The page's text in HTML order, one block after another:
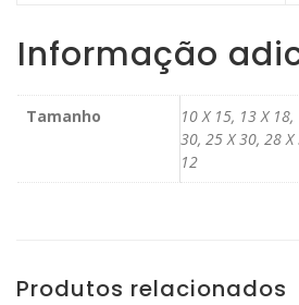
Informação
Tamanho
10 X 15, 13 X
30, 25 X 30, 28
12
Produtos relacionados